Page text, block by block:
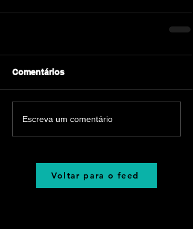
Comentários
Escreva um comentário
Voltar para o feed